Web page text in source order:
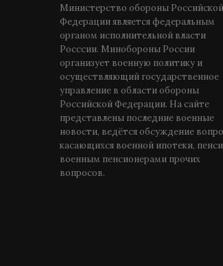
Министерство обороны Российской
Федерации является федеральным
органом исполнительной власти
Росссии. Минобороны России
организует военную политику и
осуществляющий государственное
управление в области обороны
Российской Федерации. На сайте
представлены последние военные
новости, ведётся обсуждение
касающихся военной ипотеки,
военным пенсионерами прочих
вопросов.